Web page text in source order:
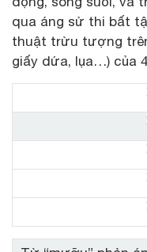
qua áng sử thi bất
thuật trừu tượng
giấy dứa, lụa…) của